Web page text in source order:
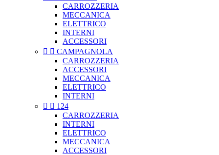
CARROZZERIA
MECCANICA
ELETTRICO
INTERNI
ACCESSORI
  CAMPAGNOLA
CARROZZERIA
ACCESSORI
MECCANICA
ELETTRICO
INTERNI
  124
CARROZZERIA
INTERNI
ELETTRICO
MECCANICA
ACCESSORI